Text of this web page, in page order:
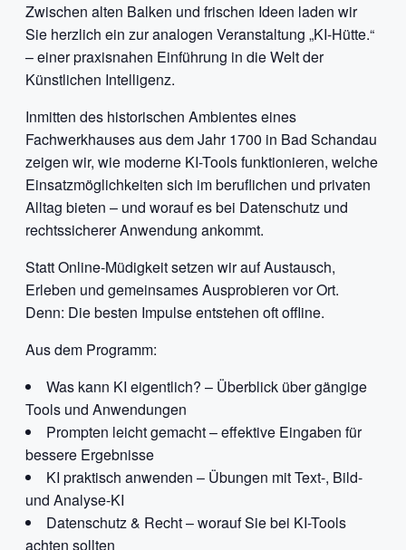
Zwischen alten Balken und frischen Ideen laden wir
Sie herzlich ein zur analogen Veranstaltung „KI-Hütte.“
– einer praxisnahen Einführung in die Welt der
Künstlichen Intelligenz.
Inmitten des historischen Ambientes eines
Fachwerkhauses aus dem Jahr 1700 in Bad Schandau
zeigen wir, wie moderne KI-Tools funktionieren, welche
Einsatzmöglichkeiten sich im beruflichen und privaten
Alltag bieten – und worauf es bei Datenschutz und
rechtssicherer Anwendung ankommt.
Statt Online-Müdigkeit setzen wir auf Austausch,
Erleben und gemeinsames Ausprobieren vor Ort.
Denn: Die besten Impulse entstehen oft offline.
Aus dem Programm:
Was kann KI eigentlich? – Überblick über gängige
Tools und Anwendungen
Prompten leicht gemacht – effektive Eingaben für
bessere Ergebnisse
KI praktisch anwenden – Übungen mit Text-, Bild-
und Analyse-KI
Datenschutz & Recht – worauf Sie bei KI-Tools
achten sollten